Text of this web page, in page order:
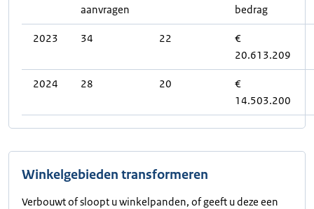
aanvragen
bedrag
2023 34 22
€
20.613.209
2024 28 20
€
14.503.200
Winkelgebieden transformeren
Verbouwt of sloopt u winkelpanden, of geeft u deze een